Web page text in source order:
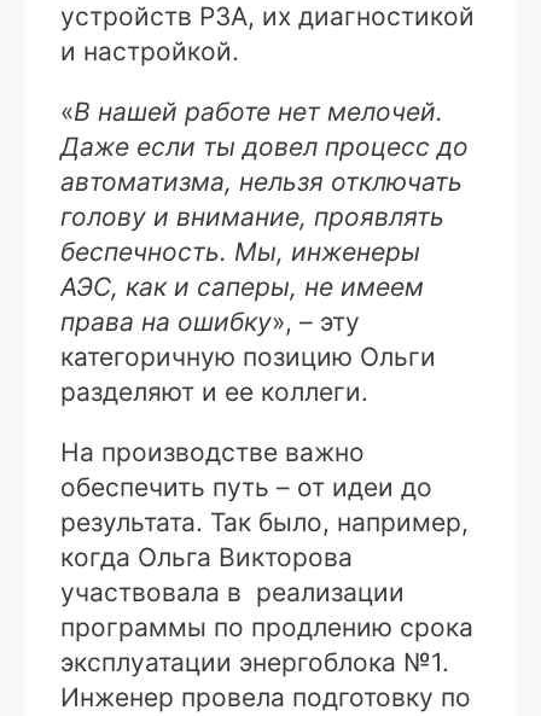
устройств РЗА, их диагностикой
и настройкой.
«В нашей работе нет мелочей.
Даже если ты довел процесс до
автоматизма, нельзя отключать
голову и внимание, проявлять
беспечность. Мы, инженеры
АЭС, как и саперы, не имеем
права на ошибку», – эту
категоричную позицию Ольги
разделяют и ее коллеги.
На производстве важно
обеспечить путь – от идеи до
результата. Так было, например,
когда Ольга Викторова
участвовала в реализации
программы по продлению срока
эксплуатации энергоблока №1.
Инженер провела подготовку по